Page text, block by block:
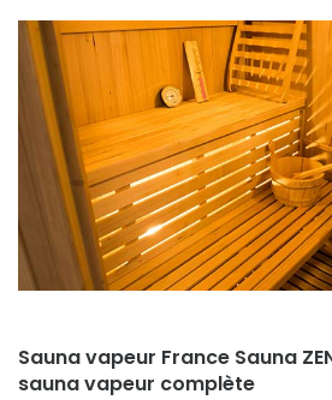
Sauna vapeur France Sauna
sauna vapeur complète